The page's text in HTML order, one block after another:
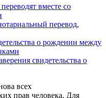
вместе со
перевод,
о рождении между
свидетельства о
всех
прав человека. Для